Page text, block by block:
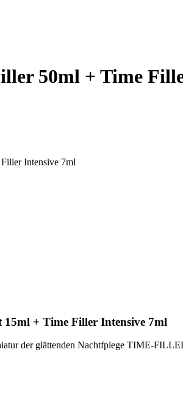
50ml + Time
Intensive 7ml
+ Time Filler Intensive 7ml
der glättenden Nachtfplege TIME-